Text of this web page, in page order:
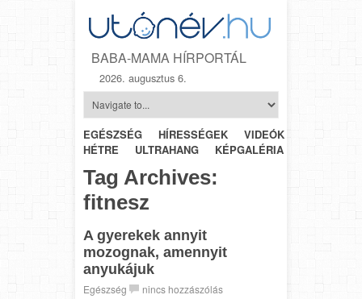
BABA-MAMA HÍRPORTÁL
2026. augusztus 6.
EGÉSZSÉG HÍRESSÉGEK VIDEÓK
HÉTRŐL-
HÉTRE
ULTRAHANG KÉPGALÉRIA
Tag Archives:
fitnesz
A gyerekek annyit
mozognak, amennyit
anyukájuk
Egészség
nincs hozzászólás